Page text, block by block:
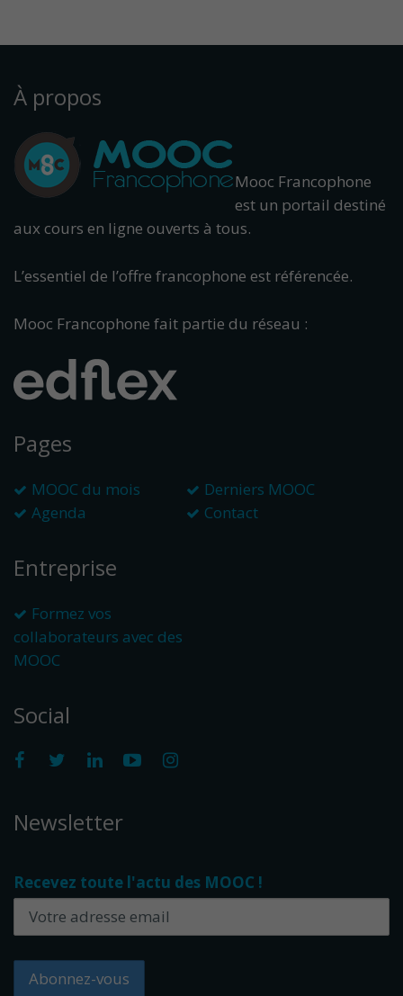
À propos
Mooc Francophone
est un portail destiné
aux cours en ligne ouverts à tous.
L’essentiel de l’offre francophone est référencée.
Mooc Francophone fait partie du réseau :
Pages
MOOC du mois
Derniers MOOC
Agenda
Contact
Entreprise
Formez vos
collaborateurs avec des
MOOC
Social
Newsletter
Recevez toute l'actu des MOOC !